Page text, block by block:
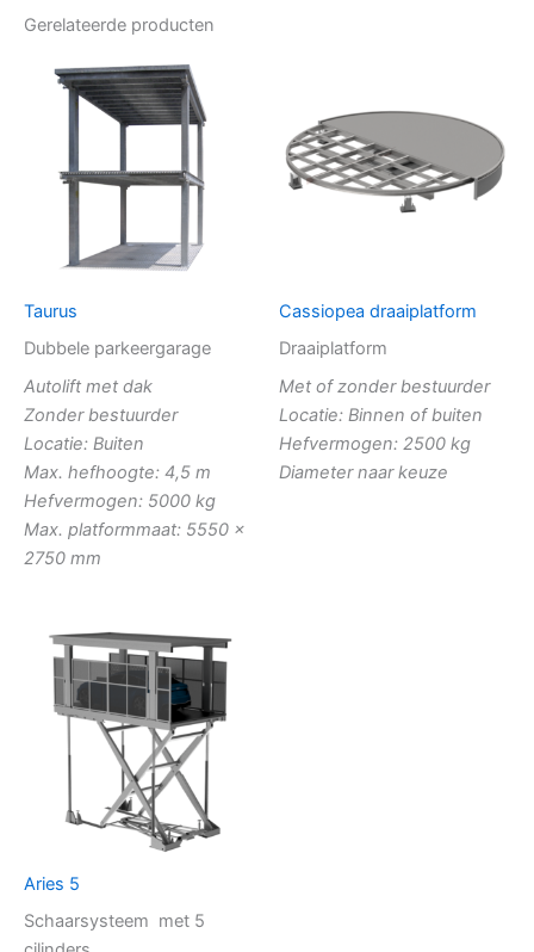
Gerelateerde producten
Taurus
Dubbele parkeergarage
Autolift met dak
Zonder bestuurder
Locatie: Buiten
Max. hefhoogte: 4,5 m
Hefvermogen: 5000 kg
Max. platformmaat: 5550 x
2750 mm
Cassiopea draaiplatform
Draaiplatform
Met of zonder bestuurder
Locatie: Binnen of buiten
Hefvermogen: 2500 kg
Diameter naar keuze
Aries 5
Schaarsysteem met 5